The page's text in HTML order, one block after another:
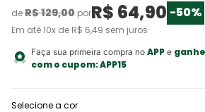
deR$129,00 porR$ 64,90 -50%
Em até10x de R$ 6,49 sem juros
Faça sua primeira compra no APPe
com o cupom:APP15
Selecione a cor